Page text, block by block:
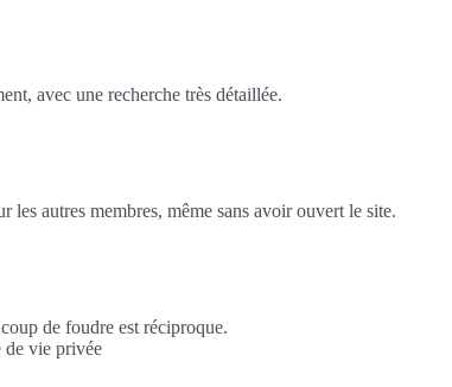
avec une recherche très détaillée.
les autres membres, même sans avoir ouvert le site.
de foudre est réciproque.
de vie privée